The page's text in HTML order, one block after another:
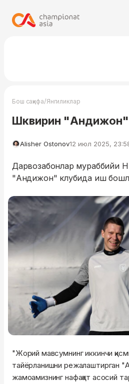
Бош саҳифа/Янгиликлар
Шквирин
Alisher Ostonov12 июл 2025,
Дарвозабонлар мураббийи
"Андижон" клубида иш
"Жорий мавсумнинг иккинчи
тайёрланишни режалаштирган
жамоамизнинг нафақат асосий